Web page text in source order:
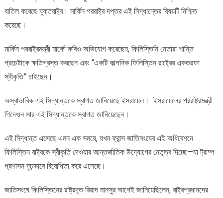
দিয়েছে
বাতিল করেছে যুক্তরাষ্ট্র। মার্কিন পররাষ্ট্র দপ্তর এই সিদ্ধান্তের বিষয়টি নিশ্চিত
করেছে।
মার্কিন পররাষ্ট্রমন্ত্রী মার্কো রুবিও অভিযোগ করেছেন, ফিলিস্তিনি নেতারা শান্তি
প্রচেষ্টাকে ক্ষতিগ্রস্ত করছেন এবং “একটি কাল্পনিক ফিলিস্তিন রাষ্ট্রের একতরফা
স্বীকৃতি” চাইছেন।
অস্বাভাবিক এই সিদ্ধান্তকে স্বাগত জানিয়েছে ইসরায়েল। ইসরায়েলের পররাষ্ট্রমন্ত্রী
গিদেওন সার এই সিদ্ধান্তকে স্বাগত জানিয়েছেন।
এই সিদ্ধান্ত এসেছে এমন এক সময়ে, যখন ফ্রান্স জাতিসংঘের এই অধিবেশনে
ফিলিস্তিন রাষ্ট্রকে স্বীকৃতি দেওয়ার আন্তর্জাতিক উদ্যোগের নেতৃত্ব দিচ্ছে—যা ট্রাম্প
প্রশাসন দৃঢ়ভাবে বিরোধিতা করে এসেছে।
জাতিসংঘে ফিলিস্তিনের রাষ্ট্রদূত রিয়াদ মানসুর আগেই জানিয়েছিলেন, রাষ্ট্রপ্রধানদের